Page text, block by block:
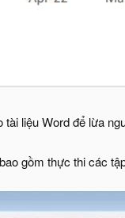
liệu Word để lừa
gồm thực thi các